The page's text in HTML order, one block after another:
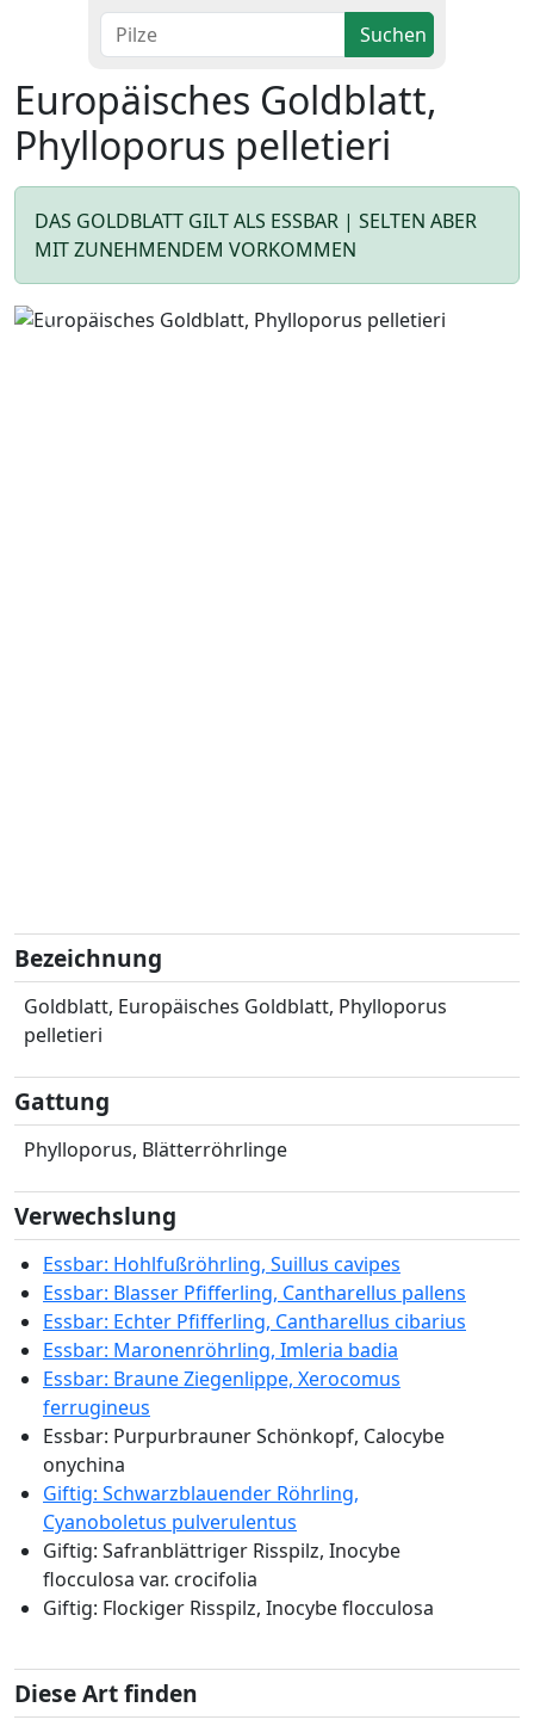
Suchen
Europäisches Goldblatt,
Phylloporus pelletieri
DAS GOLDBLATT GILT ALS ESSBAR | SELTEN ABER
MIT ZUNEHMENDEM VORKOMMEN
Zurück
Bezeichnung
Goldblatt, Europäisches Goldblatt, Phylloporus
pelletieri
Gattung
Phylloporus, Blätterröhrlinge
Verwechslung
Essbar: Hohlfußröhrling, Suillus cavipes
Essbar: Blasser Pfifferling, Cantharellus pallens
Essbar: Echter Pfifferling, Cantharellus cibarius
Essbar: Maronenröhrling, Imleria badia
Essbar: Braune Ziegenlippe, Xerocomus
ferrugineus
Essbar: Purpurbrauner Schönkopf, Calocybe
onychina
Giftig: Schwarzblauender Röhrling,
Cyanoboletus pulverulentus
Giftig: Safranblättriger Risspilz, Inocybe
flocculosa var. crocifolia
Giftig: Flockiger Risspilz, Inocybe flocculosa
Diese Art finden